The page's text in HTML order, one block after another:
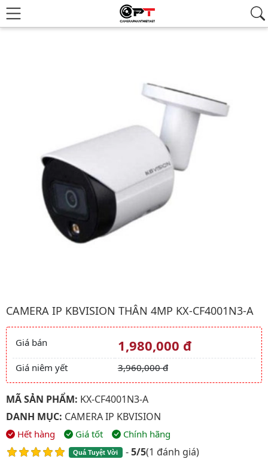
Hình ảnh đại diện của sản phẩm Camera ip kbvision Thân 4Mp
CAMERA IP KBVISION THÂN 4MP KX-CF4001N3-A
Giá và khuyến mãi
Giá bán 1,980,000 đ
Giá niêm yết 3,960,000 đ
MÃ SẢN PHẨM: KX-CF4001N3-A
DANH MỤC: CAMERA IP KBVISION
Hết hàng Giá tốt Chính hãng
Quá Tuyệt Vời -5/5(1 đánh giá)